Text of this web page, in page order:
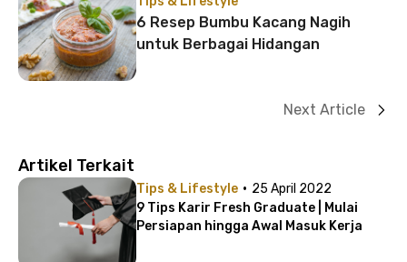
6 Resep Bumbu Kacang Nagih
untuk Berbagai Hidangan
Next Article
Artikel Terkait
Tips & Lifestyle · 25 April 2022
9 Tips Karir Fresh Graduate | Mulai
Persiapan hingga Awal Masuk Kerja